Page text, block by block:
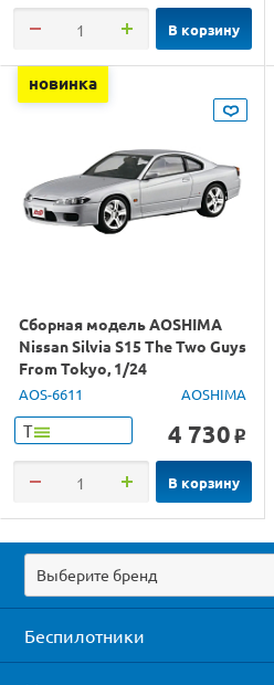
В корзину
новинка
Сборная модель AOSHIMA
Nissan Silvia S15 The Two Guys
From Tokyo, 1/24
AOS-6611 AOSHIMA
Т 4 730 o
В корзину
Выберите бренд
Беспилотники